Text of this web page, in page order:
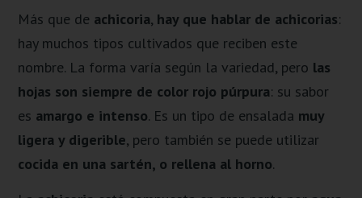
Más que de achicoria, hay que hablar de achicorias:
hay muchos tipos cultivados que reciben este
nombre. La forma varía según la variedad, pero las
hojas son siempre de color rojo púrpura: su sabor
es amargo e intenso. Es un tipo de ensalada muy
ligera y digerible, pero también se puede utilizar
cocida en una sartén, o rellena al horno.